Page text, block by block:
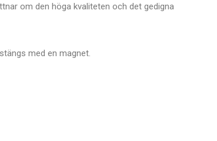
om den höga kvaliteten och det gedigna
med en magnet.